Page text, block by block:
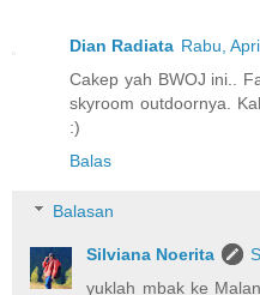
Dian Radiata Rabu,
Cakep yah BWOJ ini..
skyroom outdoornya.
:)
Balas
Balasan
Silviana Noerita
yuklah mbak ke